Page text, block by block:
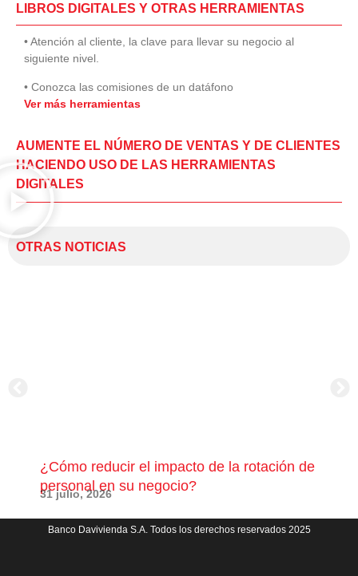
LIBROS DIGITALES Y OTRAS HERRAMIENTAS
• Atención al cliente, la clave para llevar su negocio al
siguiente nivel.
• Conozca las comisiones de un datáfono
Ver más herramientas
AUMENTE EL NÚMERO DE VENTAS Y DE CLIENTES
HACIENDO USO DE LAS HERRAMIENTAS
DIGITALES
OTRAS NOTICIAS
¿Cómo reducir el impacto de la rotación de
personal en su negocio?
31 julio, 2026
Banco Davivienda S.A. Todos los derechos reservados 2025